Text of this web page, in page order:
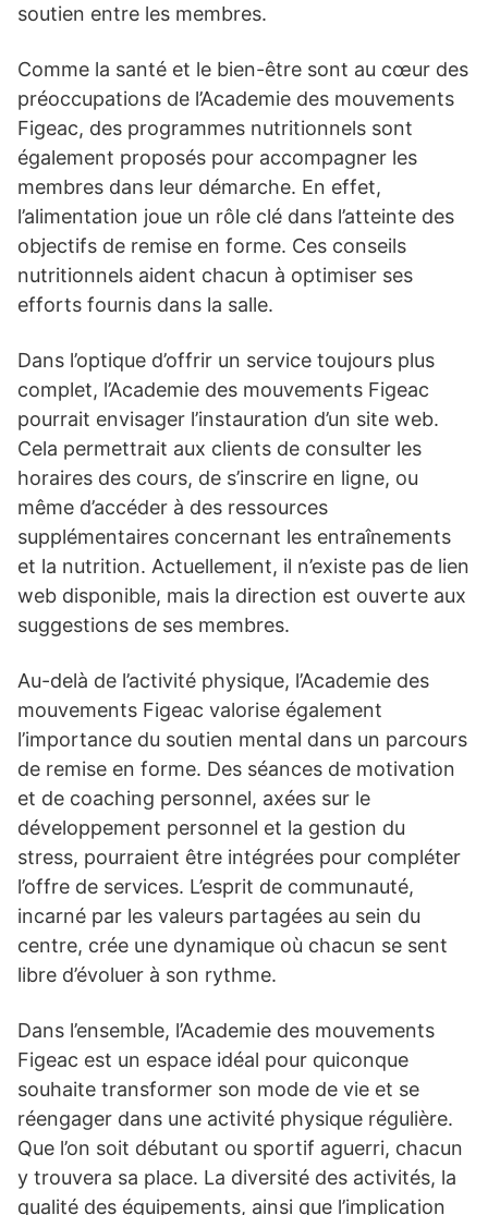
soutien entre les membres.
Comme la santé et le bien-être sont au cœur des
préoccupations de l’Academie des mouvements
Figeac, des programmes nutritionnels sont
également proposés pour accompagner les
membres dans leur démarche. En effet,
l’alimentation joue un rôle clé dans l’atteinte des
objectifs de remise en forme. Ces conseils
nutritionnels aident chacun à optimiser ses
efforts fournis dans la salle.
Dans l’optique d’offrir un service toujours plus
complet, l’Academie des mouvements Figeac
pourrait envisager l’instauration d’un site web.
Cela permettrait aux clients de consulter les
horaires des cours, de s’inscrire en ligne, ou
même d’accéder à des ressources
supplémentaires concernant les entraînements
et la nutrition. Actuellement, il n’existe pas de lien
web disponible, mais la direction est ouverte aux
suggestions de ses membres.
Au-delà de l’activité physique, l’Academie des
mouvements Figeac valorise également
l’importance du soutien mental dans un parcours
de remise en forme. Des séances de motivation
et de coaching personnel, axées sur le
développement personnel et la gestion du
stress, pourraient être intégrées pour compléter
l’offre de services. L’esprit de communauté,
incarné par les valeurs partagées au sein du
centre, crée une dynamique où chacun se sent
libre d’évoluer à son rythme.
Dans l’ensemble, l’Academie des mouvements
Figeac est un espace idéal pour quiconque
souhaite transformer son mode de vie et se
réengager dans une activité physique régulière.
Que l’on soit débutant ou sportif aguerri, chacun
y trouvera sa place. La diversité des activités, la
qualité des équipements, ainsi que l’implication